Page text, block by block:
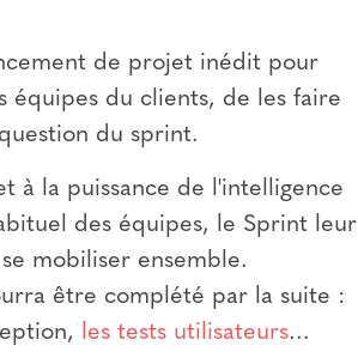
de projet inédit pour
équipes du clients, de les faire
du sprint.
à la puissance de l'intelligence
des équipes, le Sprint leur
mobiliser ensemble.
être complété par la suite :
les tests utilisateurs...